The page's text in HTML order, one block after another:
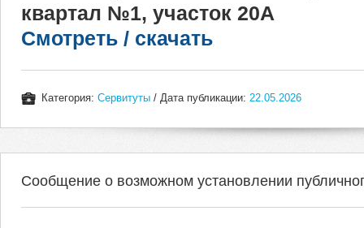
квартал №1, участок 20А
Смотреть / скачать
Категория: Сервитуты / Дата публикации: 22.05.2026
Сообщение о возможном установлении